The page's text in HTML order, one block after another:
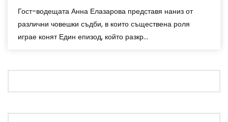
Гост-водещата Анна Елазарова представя наниз от
различни човешки съдби, в които съществена роля
играе конят Един епизод, който разкр...